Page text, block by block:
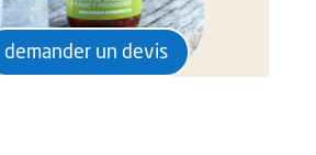
demander un devis